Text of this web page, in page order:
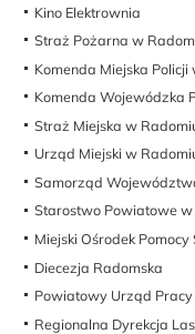
Kino Elektrownia
Straż Pożarna w
Komenda Miejska Policji
Komenda Wojewódzka
Straż Miejska w
Urząd Miejski w
Samorząd
Starostwo Powiatowe
Miejski Ośrodek
Diecezja Radomska
Powiatowy Urząd
Regionalna Dyrekcja